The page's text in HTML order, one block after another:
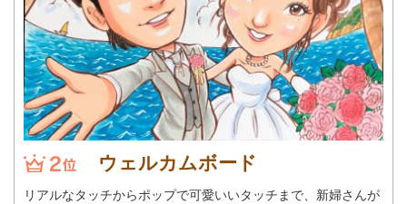
ウェルカムボード
リアルなタッチからポップで可愛いいタッチまで、新婦さんが